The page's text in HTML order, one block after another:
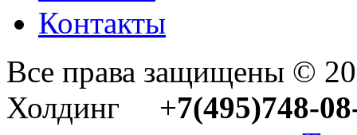
Контакты
Все права защищены ©
Холдинг +7(495)748-